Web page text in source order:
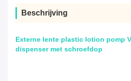
Beschrijving
Externe lente plastic lotion pomp
dispenser met schroefdop